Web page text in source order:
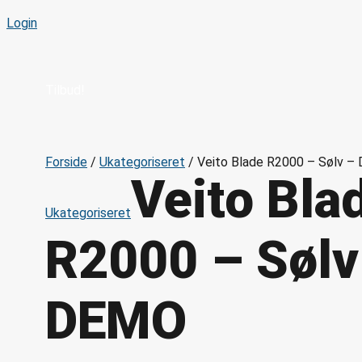
Login
Forside / Ukategoriseret / Veito Blade R2000 – Sølv –
UkategoriseretVeito
R2000 –
DEMO